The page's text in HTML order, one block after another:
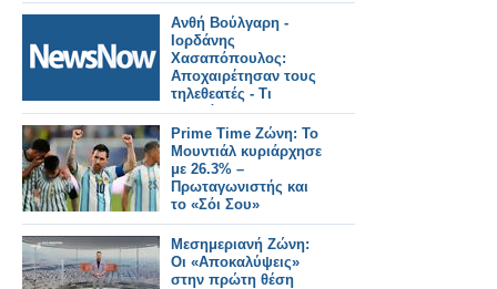
Ανθή Βούλγαρη -
Ιορδάνης
Χασαπόπουλος:
Αποχαιρέτησαν τους
τηλεθεατές - Τι
αποκάλυψαν το
τηλεοπτικό τους
μέλλον;
Prime Time Ζώνη: Το
Μουντιάλ κυριάρχησε
με 26.3% –
Πρωταγωνιστής και
το «Σόι Σου»
Μεσημεριανή Ζώνη:
Οι «Αποκαλύψεις»
στην πρώτη θέση